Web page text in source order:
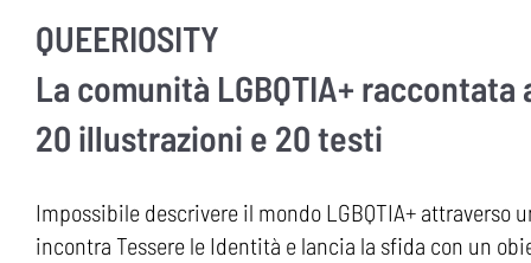
QUEERIOSITY
La comunità LGBQTIA+
20 illustrazioni e 20 testi
Impossibile descrivere il mondo LGBQTIA+ attraverso
incontra Tessere le Identità e lancia la sfida con un